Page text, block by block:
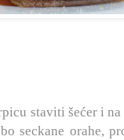
staviti šećer i
seckane orahe,